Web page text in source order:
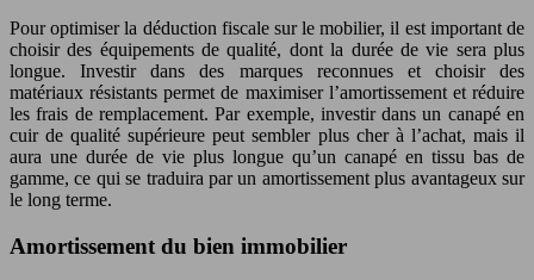
Pour optimiser la déduction fiscale sur le mobilier, il est important de
choisir des équipements de qualité, dont la durée de vie sera plus
longue. Investir dans des marques reconnues et choisir des
matériaux résistants permet de maximiser l’amortissement et réduire
les frais de remplacement. Par exemple, investir dans un canapé en
cuir de qualité supérieure peut sembler plus cher à l’achat, mais il
aura une durée de vie plus longue qu’un canapé en tissu bas de
gamme, ce qui se traduira par un amortissement plus avantageux sur
le long terme.
Amortissement du bien immobilier